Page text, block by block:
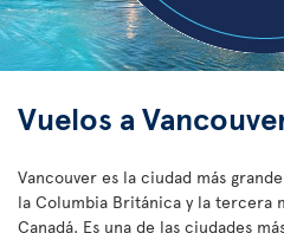
Vuelos a
Vancouver es la ciudad más
la Columbia Británica y la tercera
Canadá. Es una de las ciudades